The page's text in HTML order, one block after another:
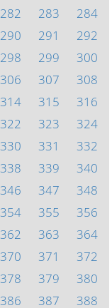
282 283
284
290 291
292
298 299
300
306 307
308
314 315
316
322 323
324
330 331
332
338 339
340
346 347
348
354 355
356
362 363
364
370 371
372
378 379
380
386 387 388